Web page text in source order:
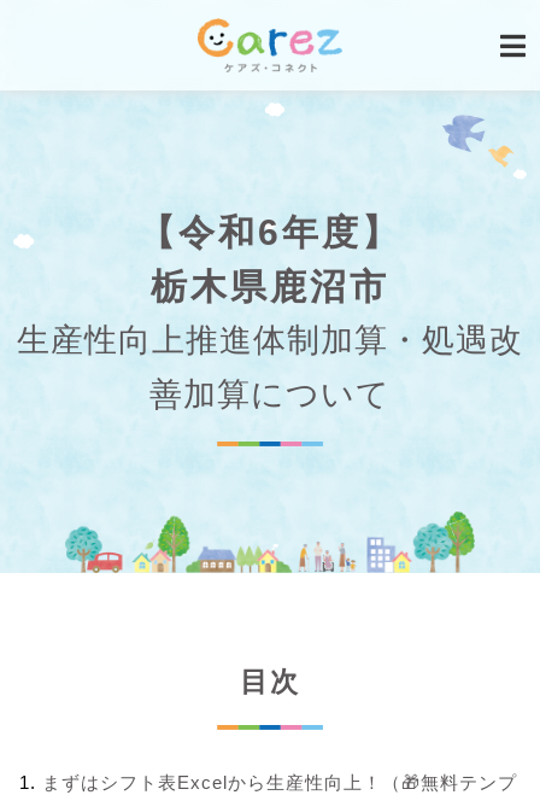
【令和6年度】
栃木県鹿沼市
生産性向上推進体制加算・処遇改
善加算について
目次
まずはシフト表Excelから生産性向上！（🎁無料テンプ